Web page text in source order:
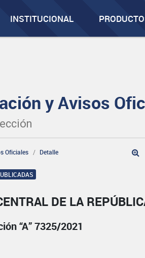
INSTITUCIONAL
y Avisos
Oficiales Detalle
DE LA
“A” 7325/2021